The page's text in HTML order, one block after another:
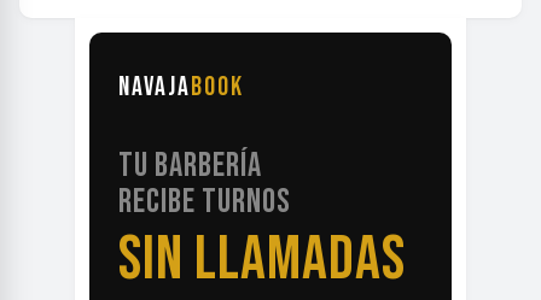
NAVAJABOOK
TU BARBERÍA
RECIBE TURNOS
SIN LLAMADAS